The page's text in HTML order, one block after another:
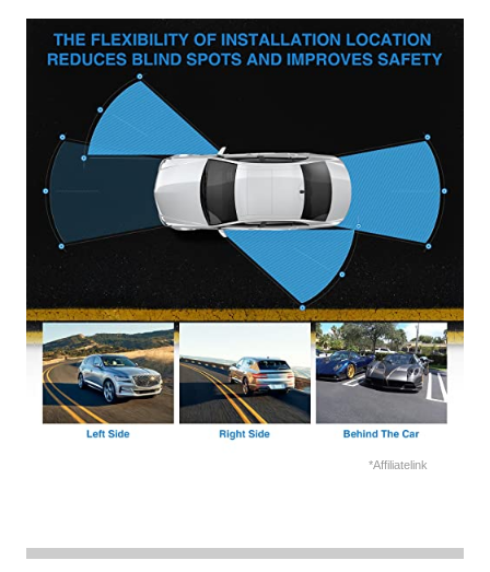
*Affiliatelink